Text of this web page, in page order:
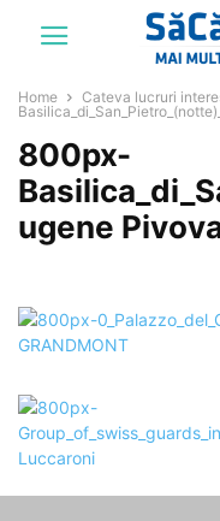
Home Cateva lucruri
800px-
ugene